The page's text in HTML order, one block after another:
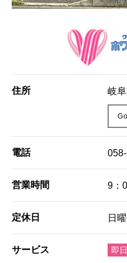
HOME
住所 岐
電話
営業時間 9：
定休日 日
サービス 即